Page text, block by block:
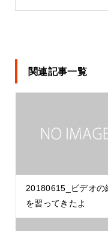
関連記事一覧
20180615_ビデオの
を習ってきたよ